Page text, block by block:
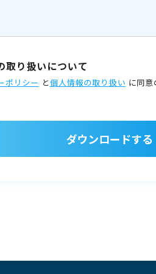
取り扱いについて
ポリシー と個人情報の取り扱い に同
ダウンロードする